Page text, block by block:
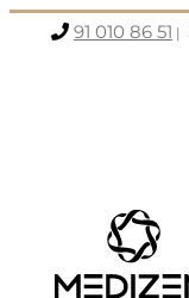
91 010 86 51 |